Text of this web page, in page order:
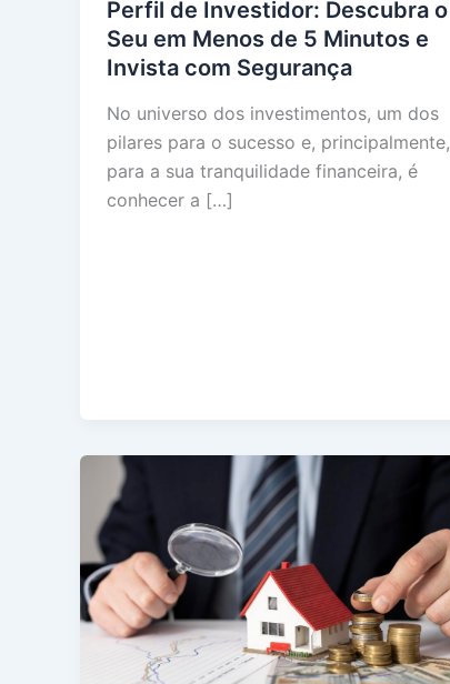
Perfil de Investidor: Descubra o
Seu em Menos de 5 Minutos e
Invista com Segurança
No universo dos investimentos, um dos
pilares para o sucesso e, principalmente,
para a sua tranquilidade financeira, é
conhecer a […]